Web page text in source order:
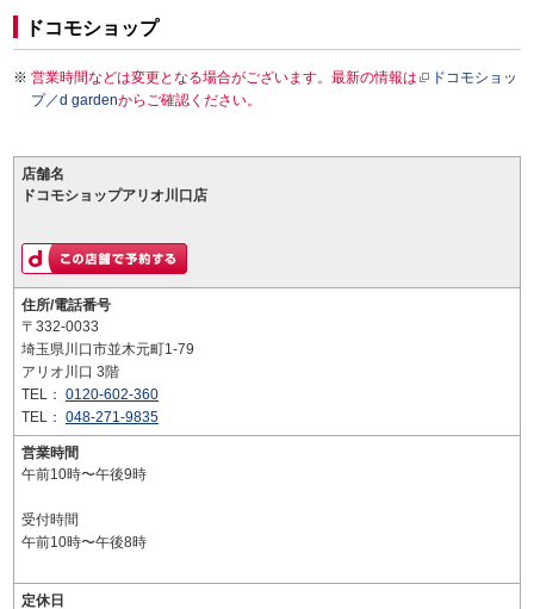
ドコモショップ
営業時間などは変更となる場合がございます。最新の情報は
ドコモショッ
プ／d gardenからご確認ください。
店舗名
ドコモショップアリオ川口店
住所/電話番号
〒332-0033
埼玉県川口市並木元町1-79
アリオ川口 3階
TEL： 0120-602-360
TEL： 048-271-9835
営業時間
午前10時〜午後9時
受付時間
午前10時〜午後8時
定休日